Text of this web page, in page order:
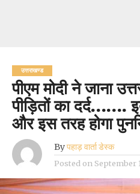
उत्तराखण्ड
पीएम मोदी ने जाना
पीड़ितों का दर्द…….
और इस तरह होगा
Byपहाड़ वार्ता डेस्क
Posted on September